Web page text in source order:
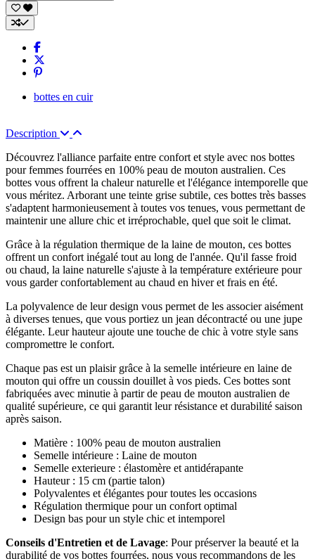
bottes en cuir
Description
Découvrez l'alliance parfaite entre confort et style avec nos bottes
pour femmes fourrées en 100% peau de mouton australien. Ces
bottes vous offrent la chaleur naturelle et l'élégance intemporelle que
vous méritez. Arborant une teinte grise subtile, ces bottes très basses
s'adaptent harmonieusement à toutes vos tenues, vous permettant de
maintenir une allure chic et irréprochable, quel que soit le climat.
Grâce à la régulation thermique de la laine de mouton, ces bottes
offrent un confort inégalé tout au long de l'année. Qu'il fasse froid
ou chaud, la laine naturelle s'ajuste à la température extérieure pour
vous garder confortablement au chaud en hiver et frais en été.
La polyvalence de leur design vous permet de les associer aisément
à diverses tenues, que vous portiez un jean décontracté ou une jupe
élégante. Leur hauteur ajoute une touche de chic à votre style sans
compromettre le confort.
Chaque pas est un plaisir grâce à la semelle intérieure en laine de
mouton qui offre un coussin douillet à vos pieds. Ces bottes sont
fabriquées avec minutie à partir de peau de mouton australien de
qualité supérieure, ce qui garantit leur résistance et durabilité saison
après saison.
Matière : 100% peau de mouton australien
Semelle intérieure : Laine de mouton
Semelle exterieure : élastomère et antidérapante
Hauteur : 15 cm (partie talon)
Polyvalentes et élégantes pour toutes les occasions
Régulation thermique pour un confort optimal
Design bas pour un style chic et intemporel
Conseils d'Entretien et de Lavage: Pour préserver la beauté et la
durabilité de vos bottes fourrées, nous vous recommandons de les